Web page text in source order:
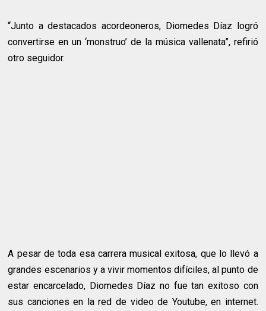
“Junto a destacados acordeoneros, Diomedes Díaz logró
convertirse en un ‘monstruo’ de la música vallenata”, refirió
otro seguidor.
A pesar de toda esa carrera musical exitosa, que lo llevó a
grandes escenarios y a vivir momentos difíciles, al punto de
estar encarcelado, Diomedes Díaz no fue tan exitoso con
sus canciones en la red de video de Youtube, en internet.